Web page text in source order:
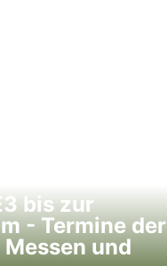
bis zur
- Termine der
und